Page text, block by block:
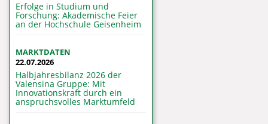
Erfolge in Studium und
Forschung: Akademische Feier
an der Hochschule Geisenheim
MARKTDATEN
22.07.2026
Halbjahresbilanz 2026 der
Valensina Gruppe: Mit
Innovationskraft durch ein
anspruchsvolles Marktumfeld